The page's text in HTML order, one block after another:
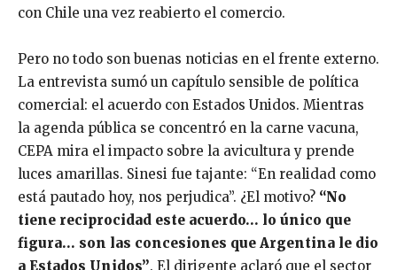
con Chile una vez reabierto el comercio.
Pero no todo son buenas noticias en el frente externo.
La entrevista sumó un capítulo sensible de política
comercial: el acuerdo con Estados Unidos. Mientras
la agenda pública se concentró en la carne vacuna,
CEPA mira el impacto sobre la avicultura y prende
luces amarillas. Sinesi fue tajante: “En realidad como
está pautado hoy, nos perjudica”. ¿El motivo? “No
tiene reciprocidad este acuerdo… lo único que
figura… son las concesiones que Argentina le dio
a Estados Unidos”. El dirigente aclaró que el sector